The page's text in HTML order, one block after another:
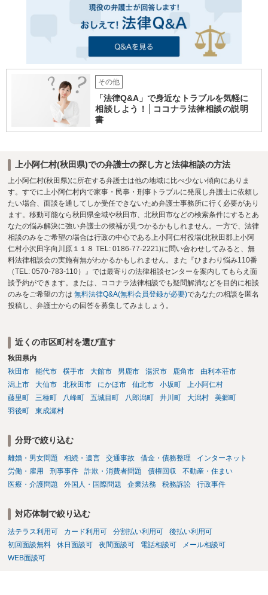
その他
「法律Q&A」で身近なトラブルを気軽に
相談しよう！│ココナラ法律相談の説明
書
上小阿仁村(秋田県)での弁護士の探し方と法律相談の方法
上小阿仁村(秋田県)に所在する弁護士は他の地域に比べ少ない傾向にありま
す。すでに上小阿仁村内で家事・民事・刑事トラブルに発展し弁護士に依頼し
たい場合、面談を通してしか受任できないため弁護士事務所に行く必要があり
ます。移動可能なら秋田県全域や秋田市、北秋田市などの検索条件にするとあ
なたの悩み解決に強い弁護士の候補が見つかるかもしれません。一方で、法律
相談のみをご希望の場合は行政の中心である上小阿仁村役場(北秋田郡上小阿
仁村小沢田字向川原１１８ TEL: 0186-77-2221)に問い合わせしてみると、無
料法律相談会の実施有無がわかるかもしれません。また『ひまわり悩み110番
（TEL: 0570-783-110）』では最寄りの法律相談センターを案内してもらえ面
談予約ができます。または、ココナラ法律相談でも疑問解消などを目的に相談
のみをご希望の方は 無料法律Q&A(無料会員登録が必要)であなたの相談を匿名
投稿し、弁護士からの回答を募集してみましょう。
近くの市区町村を選び直す
秋田県内
秋田市
能代市 横手市 大館市 男鹿市 湯沢市 鹿角市
由利本荘市
潟上市
大仙市 北秋田市 にかほ市 仙北市 小坂町
上小阿仁村
藤里町
三種町 八峰町 五城目町 八郎潟町 井川町 大潟村
美郷町
羽後町
東成瀬村
分野で絞り込む
離婚・男女問題 相続・遺言 交通事故 借金・債務整理
インターネット
労働・雇用
刑事事件 詐欺・消費者問題 債権回収
不動産・住まい
医療・介護問題
外国人・国際問題 企業法務 税務訴訟 行政事件
対応体制で絞り込む
法テラス利用可 カード利用可 分割払い利用可
後払い利用可
初回面談無料
休日面談可 夜間面談可 電話相談可
メール相談可
WEB面談可